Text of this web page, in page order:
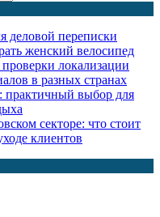
деловой переписки
женский велосипед
локализации
в разных странах
практичный выбор для
секторе: что стоит
клиентов